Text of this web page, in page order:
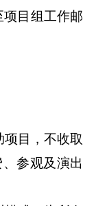
项目组工作邮
目，不收取
参观及演出